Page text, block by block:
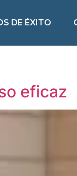
DE ÉXITO
eficaz